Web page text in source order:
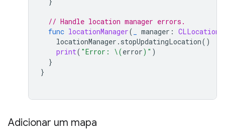
// Handle location manager errors.
func locationManager( manager :
locationManager . stopUpdatingLocation()
print( "Error: \(error) " )
}
}
Adicionar um mapa